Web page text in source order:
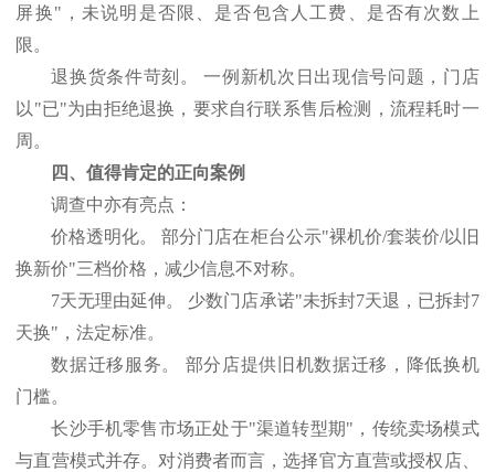
屏换"，未说明是否限、是否包含人工费、是否有次数上
限。
退换货条件苛刻。
一例新机次日出现信号问题，门店
以 "已"为由拒绝退换，要求自行联系售后检测，流程耗时一
周。
四、值得肯定的正向案例
调查中亦有亮点：
价格透明化。
部分门店在柜台公示"裸机价/套装价/以旧
换新价"三档价格，减少信息不对称。
7天无理由延伸。 少数门店承诺"未拆封7天退，已拆封7
天换"，法定标准。
数据迁移服务。
部分店提供旧机数据迁移，降低换机
门槛。
长沙手机零售市场正处于"渠道转型期"，传统卖场模式
与直营模式并存。对消费者而言，选择官方直营或授权店、